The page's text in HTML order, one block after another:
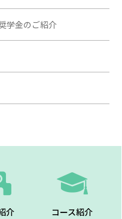
学金のご紹介
介 コース紹介